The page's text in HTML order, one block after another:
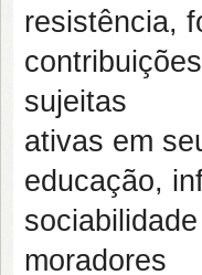
resistência,
sujeitas
ativas em
educação,
moradores